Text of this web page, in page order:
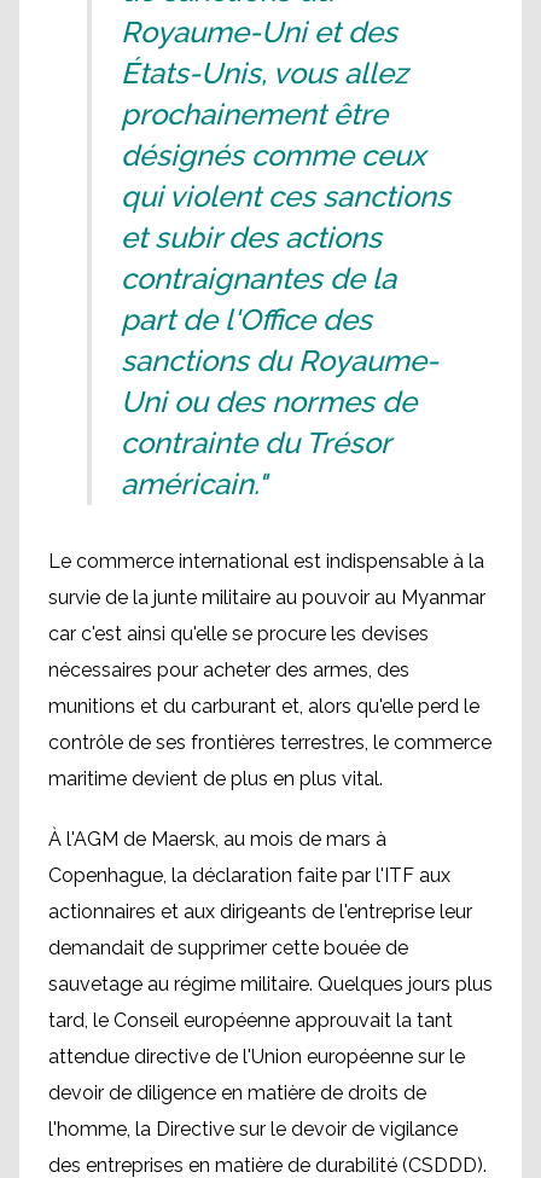
Royaume-Uni et des
États-Unis, vous allez
prochainement être
désignés comme ceux
qui violent ces sanctions
et subir des actions
contraignantes de la
part de l'Office des
sanctions du Royaume-
Uni ou des normes de
contrainte du Trésor
américain."
Le commerce international est indispensable à la
survie de la junte militaire au pouvoir au Myanmar
car c'est ainsi qu'elle se procure les devises
nécessaires pour acheter des armes, des
munitions et du carburant et, alors qu'elle perd le
contrôle de ses frontières terrestres, le commerce
maritime devient de plus en plus vital.
À l'AGM de Maersk, au mois de mars à
Copenhague, la déclaration faite par l'ITF aux
actionnaires et aux dirigeants de l'entreprise leur
demandait de supprimer cette bouée de
sauvetage au régime militaire. Quelques jours plus
tard, le Conseil européenne approuvait la tant
attendue directive de l'Union européenne sur le
devoir de diligence en matière de droits de
l'homme, la Directive sur le devoir de vigilance
des entreprises en matière de durabilité (CSDDD).